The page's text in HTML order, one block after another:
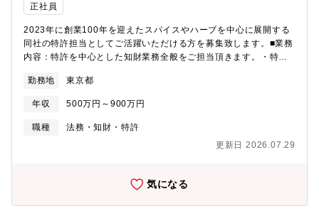
ム市場に区分変更、2024年春には新工場が竣工するなど高い成長
を維持しております。創業70年以上が経過し、積み重ねてきた確
かな実績やノウハウがある一方、過去に執着しない自由な社内風
土があります。縦割りの組織運営ではなく、変化へのスピーディ
ーな対応や行動力を重視してきた当社だからこそ、「安全安心な
両立させることが出来ています。【働き方/福利厚生】■中途採用
者が9割以上(年齢や入社年次に関係なく、活躍できるフィールド
月には14,000円/月、2025年4月には15,000円/月、2026年4月に
は15,000円■福利厚生：交替番手当や次世代育成手当など各種手
グループ全体で作り上げていきます。
正社員
2023年に創業100年を迎えたスパイスやハーブを中心に展開する
同社の特許担当としてご活躍いただける方を募集致します。■業務
内容：特許を中心とした知財業務全般をご担当頂きます。・特許
務）・出願済特許の権利化作業・公開特許の調査・知的財産権の
各種管理業務 ・社内向け知財関連勉強会の開催 など■組織構
成・就業環境：法務・ガバナンス室には15名が在籍しておりま
す。配属となる知財管理チームには8名が所属しております。(50
なっております。フルフレックス勤務、在宅勤務も週2回程度行っ
規定により入社1年未満の方は原則出社となっております。■同社
の想い：「地の恵み スパイス&ハーブ」を科学的に解明し、おい
しさだけでない無限の可能性を引き出します。人が日々、おいし
勤務地 東京都
年収 500万円～900万円
職種
法務・知財・特許
更新日 2026.07.29
気になる